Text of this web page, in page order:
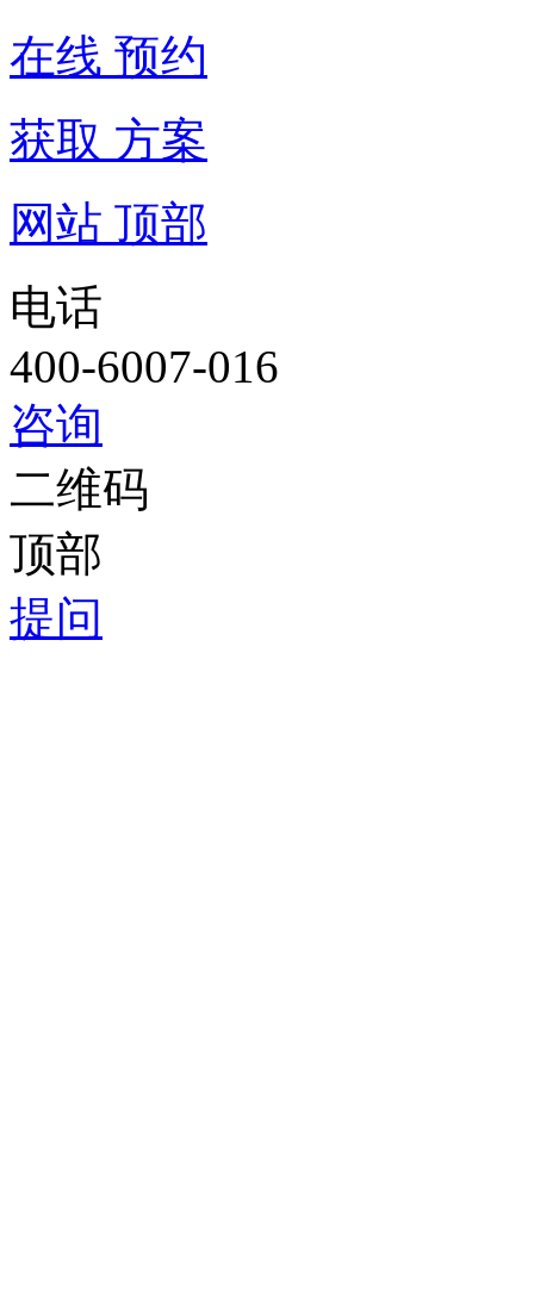
在线 预约
获取 方案
网站 顶部
电话
400-6007-016
咨询
二维码
顶部
提问